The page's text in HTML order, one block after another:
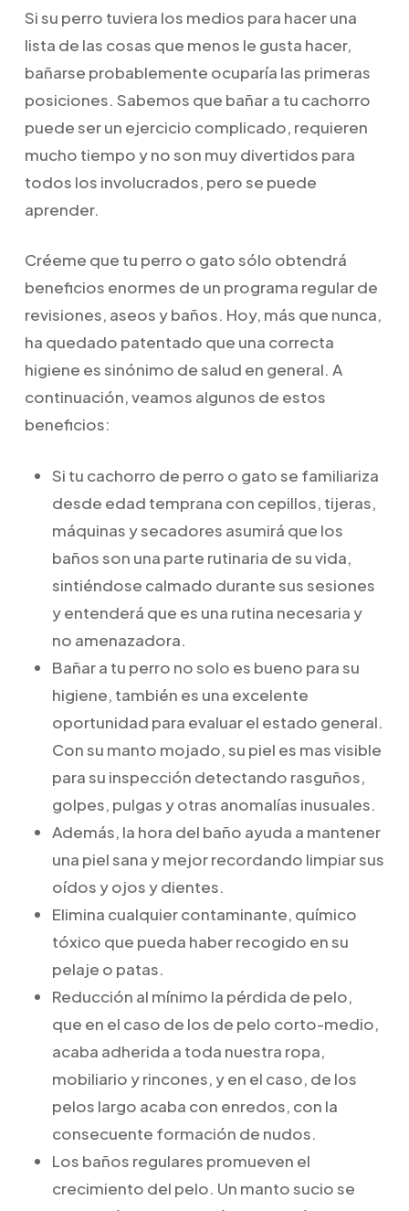
Si su perro tuviera los medios para hacer una
lista de las cosas que menos le gusta hacer,
bañarse probablemente ocuparía las primeras
posiciones. Sabemos que bañar a tu cachorro
puede ser un ejercicio complicado, requieren
mucho tiempo y no son muy divertidos para
todos los involucrados, pero se puede
aprender.
Créeme que tu perro o gato sólo obtendrá
beneficios enormes de un programa regular de
revisiones, aseos y baños. Hoy, más que nunca,
ha quedado patentado que una correcta
higiene es sinónimo de salud en general. A
continuación, veamos algunos de estos
beneficios:
Si tu cachorro de perro o gato se familiariza
desde edad temprana con cepillos, tijeras,
máquinas y secadores asumirá que los
baños son una parte rutinaria de su vida,
sintiéndose calmado durante sus sesiones
y entenderá que es una rutina necesaria y
no amenazadora.
Bañar a tu perro no solo es bueno para su
higiene, también es una excelente
oportunidad para evaluar el estado general.
Con su manto mojado, su piel es mas visible
para su inspección detectando rasguños,
golpes, pulgas y otras anomalías inusuales.
Además, la hora del baño ayuda a mantener
una piel sana y mejor recordando limpiar sus
oídos y ojos y dientes.
Elimina cualquier contaminante, químico
tóxico que pueda haber recogido en su
pelaje o patas.
Reducción al mínimo la pérdida de pelo,
que en el caso de los de pelo corto-medio,
acaba adherida a toda nuestra ropa,
mobiliario y rincones, y en el caso, de los
pelos largo acaba con enredos, con la
consecuente formación de nudos.
Los baños regulares promueven el
crecimiento del pelo. Un manto sucio se